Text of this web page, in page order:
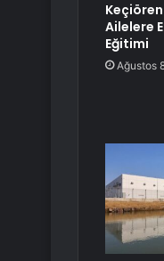
Ailelere
Eğitimi
Ağustos